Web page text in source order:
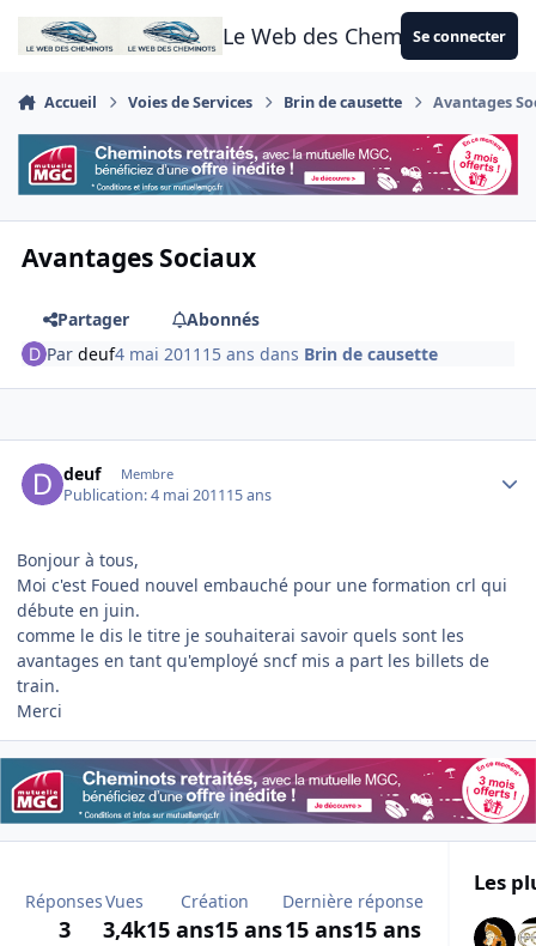
Aller au contenu
Le Web des CheminotsSe connecter
Accueil Voies de Services Brin de causette Avantages
Avantages Sociaux
Partager
Abonnés
Pardeuf4 mai 2011 15 ans dans Brin de causette
deuf Membre
Publication:4 mai 201115 ans
Bonjour à tous,
Moi c'est Foued nouvel embauché pour une formation crl qui
débute en juin.
comme le dis le titre je souhaiterai savoir quels sont les
avantages en tant qu'employé sncf mis a part les billets de
train.
Merci
Réponses
3
Vues
3,4k
Création
15 ans15 ans
Dernière réponse
15 ans15 ans
Les